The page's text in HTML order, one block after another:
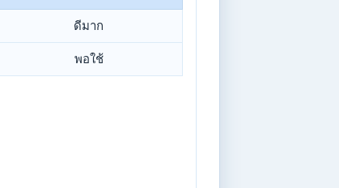
ดีมาก
พอใช้